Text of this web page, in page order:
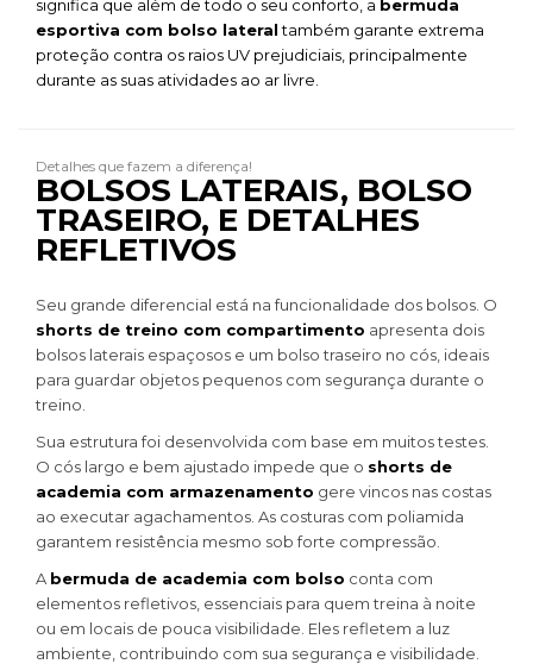
significa que além de todo o seu conforto, a bermuda
esportiva com bolso lateraltambém garante extrema
proteção contra os raios UV prejudiciais, principalmente
durante as suas atividades ao ar livre.
Detalhes que fazem a diferença!
BOLSOS LATERAIS, BOLSO
TRASEIRO, E DETALHES
REFLETIVOS
Seu grande diferencial está na funcionalidade dos bolsos. O
shorts de treino com compartimento apresenta dois
bolsos laterais espaçosos e um bolso traseiro no cós, ideais
para guardar objetos pequenos com segurança durante o
treino.
Sua estrutura foi desenvolvida com base em muitos testes.
O cós largo e bem ajustado impede que o shorts de
academia com armazenamento gere vincos nas costas
ao executar agachamentos. As costuras com poliamida
garantem resistência mesmo sob forte compressão.
A bermuda de academia com bolso conta com
elementos refletivos, essenciais para quem treina à noite
ou em locais de pouca visibilidade. Eles refletem a luz
ambiente, contribuindo com sua segurança e visibilidade.